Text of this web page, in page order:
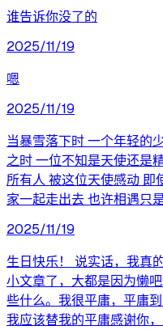
谁告诉你没了的
2025/11/19
嗯
2025/11/19
当暴雪落下时 一个年轻的
之时 一位不知是天使还是
所有人 被这位天使感动 即
家一起走出去 也许相遇只
2025/11/19
生日快乐！ 说实话，我真
小文章了，大都是因为懒
些什么。我很平庸，平庸
我应该替我的平庸感谢你